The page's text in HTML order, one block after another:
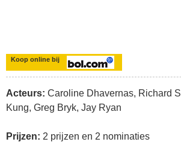
Koop online bij
Acteurs: Caroline Dhavernas, Richard
Kung, Greg Bryk, Jay Ryan
Prijzen: 2 prijzen en 2 nominaties